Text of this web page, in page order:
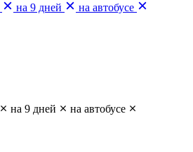
на 9 дней
на автобусе
на 9 дней
на автобусе